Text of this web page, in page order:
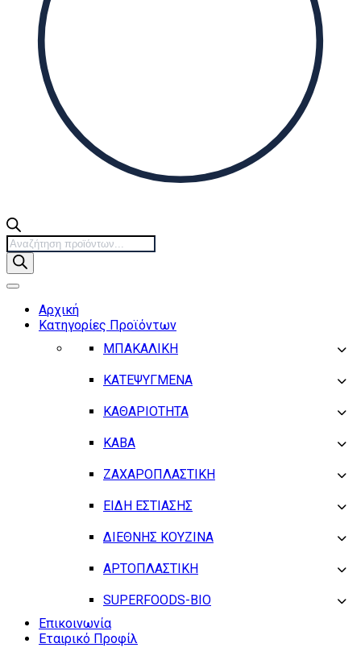
Products
search
Αρχική
Κατηγορίες Προϊόντων
ΜΠΑΚΑΛΙΚΗ
ΚΑΤΕΨΥΓΜΕΝΑ
ΚΑΘΑΡΙΟΤΗΤΑ
ΚΑΒΑ
ΖΑΧΑΡΟΠΛΑΣΤΙΚΗ
ΕΙΔΗ ΕΣΤΙΑΣΗΣ
ΔΙΕΘΝΗΣ ΚΟΥΖΙΝΑ
ΑΡΤΟΠΛΑΣΤΙΚΗ
SUPERFOODS-BIO
Επικοινωνία
Εταιρικό Προφίλ